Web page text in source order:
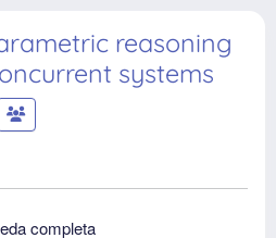
reasoning
systems
completa